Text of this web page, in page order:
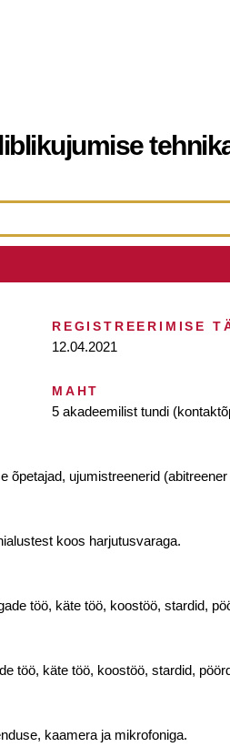
REGISTREERIMISE
12.04.2021
MAHT
5 akadeemilist tundi
ujumistreenerid
koos harjutusvaraga.
töö, käte töö, koostöö, stardid,
töö, käte töö, koostöö, stardid,
kaamera ja mikrofoniga.